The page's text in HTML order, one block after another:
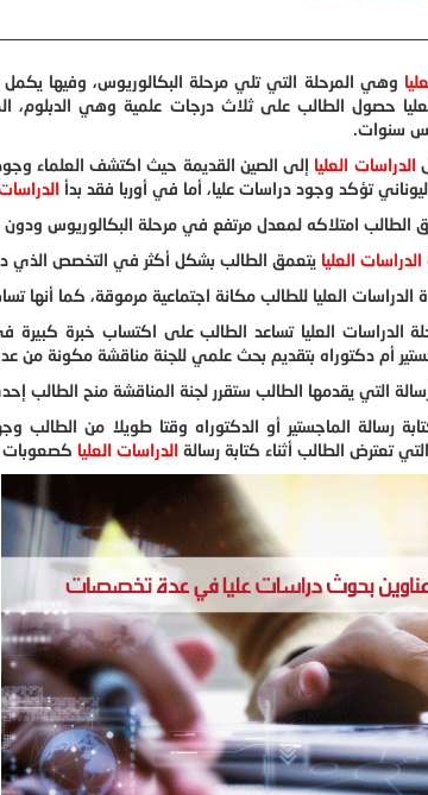
وهي المرحلة التي تلي مرحلة البكالوريوس، وفيها
حصول الطالب على ثلاث درجات علمية وهي الدبلوم،
سنوات.
الدراسات العليا إلى الصين القديمة حيث اكتشف العلماء
تؤكد وجود دراسات عليا، أما في أوربا فقد بدأ
الطالب امتلاكه لمعدل مرتفع في مرحلة البكالوريوس
الدراسات العليا يتعمق الطالب بشكل أكثر في التخصص الذي
الدراسات العليا للطالب مكانة اجتماعية مرموقة، كما
الدراسات العليا تساعد الطالب على اكتساب خبرة
أم دكتوراه بتقديم بحث علمي للجنة مناقشة مكونة من
التي يقدمها الطالب ستقرر لجنة المناقشة منح الطالب
رسالة الماجستير أو الدكتوراه وقتا طويلا من الطالب
تعترض الطالب أثناء كتابة رسالة الدراسات العليا كصعوبات